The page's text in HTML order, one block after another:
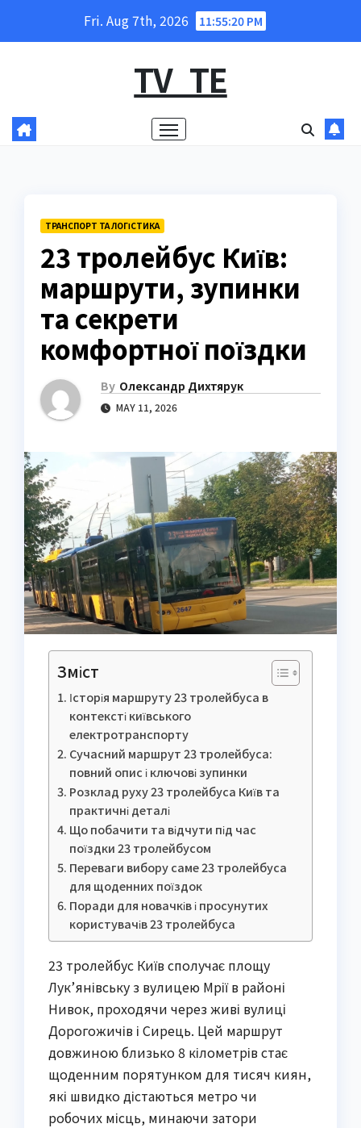
Fri. Aug 7th, 2026 11:55:21 PM
TV_TE
ТРАНСПОРТ ТА ЛОГІСТИКА
23 тролейбус Київ:
маршрути, зупинки
та секрети
комфортної поїздки
By Олександр Дихтярук
MAY 11, 2026
Зміст
Історія маршруту 23 тролейбуса в
контексті київського
електротранспорту
Сучасний маршрут 23 тролейбуса:
повний опис і ключові зупинки
Розклад руху 23 тролейбуса Київ та
практичні деталі
Що побачити та відчути під час
поїздки 23 тролейбусом
Переваги вибору саме 23 тролейбуса
для щоденних поїздок
Поради для новачків і просунутих
користувачів 23 тролейбуса
23 тролейбус Київ сполучає площу
Лук’янівську з вулицею Мрії в районі
Нивок, проходячи через живі вулиці
Дорогожичів і Сирець. Цей маршрут
довжиною близько 8 кілометрів стає
щоденним порятунком для тисяч киян,
які швидко дістаються метро чи
робочих місць, минаючи затори